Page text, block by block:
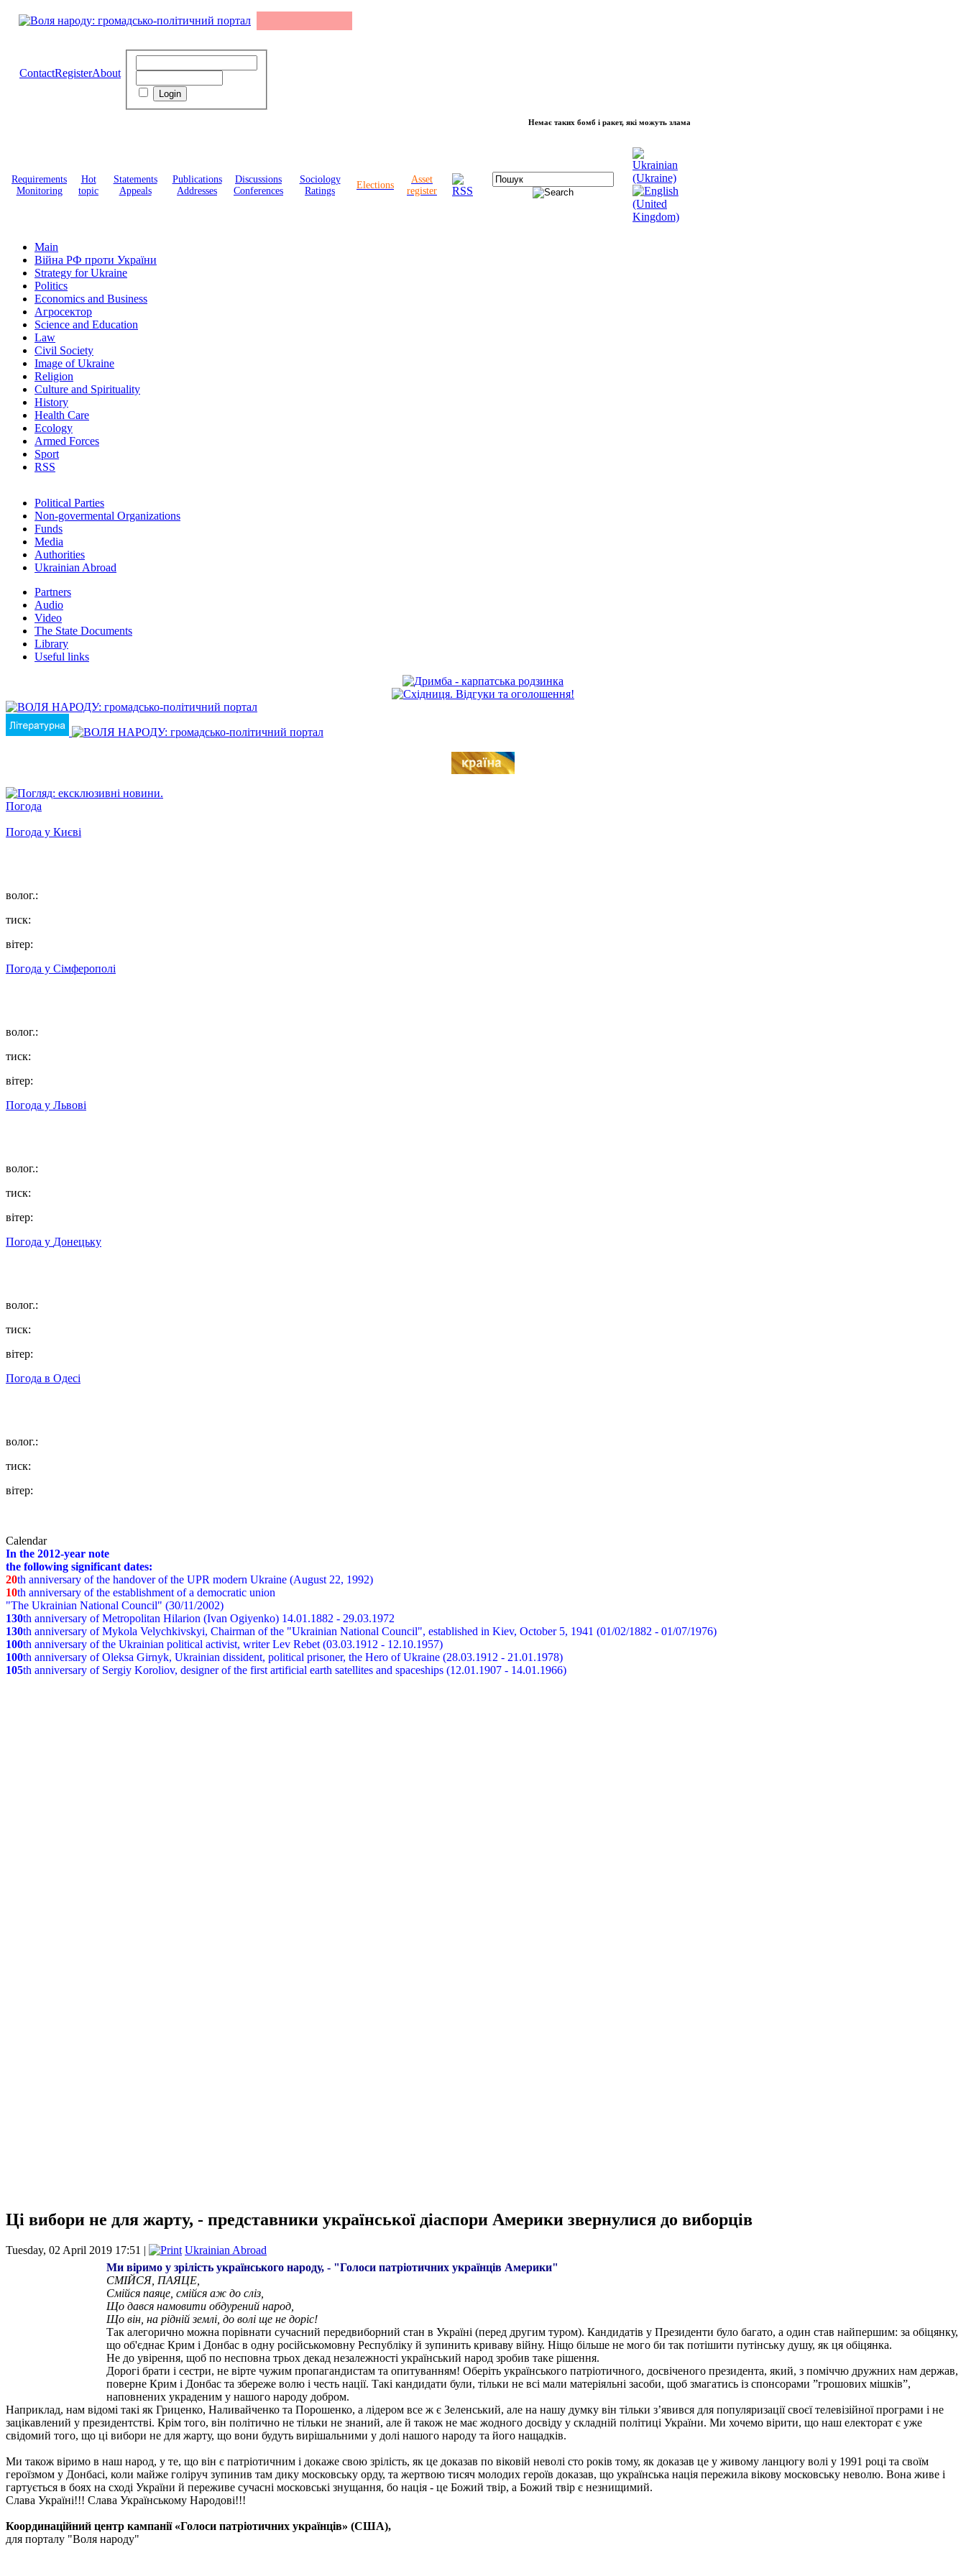
ContactRegisterAbout
Немає таких бомб і ракет, які можуть зламати волю народу, - Президент України Володимир Зеленський
Requirements
Monitoring
Hot
topic
Statements
Appeals
Publications
Addresses
Discussions
Conferences
Sociology
Ratings
Elections
Asset
register
Main
Війна РФ проти України
Strategy for Ukraine
Politics
Economics and Business
Агросектор
Science and Education
Law
Civil Society
Image of Ukraine
Religion
Culture and Spirituality
History
Health Care
Ecology
Armed Forces
Sport
RSS
Political Parties
Non-govermental Organizations
Funds
Мedia
Authorities
Ukrainian Abroad
Partners
Audio
Video
The State Documents
Library
Useful links
Погода
Погода у Києві
волог.:
тиск:
вітер:
Погода у Сімферополі
волог.:
тиск:
вітер:
Погода у Львові
волог.:
тиск:
вітер:
Погода у Донецьку
волог.:
тиск:
вітер:
Погода в Одесі
волог.:
тиск:
вітер:
Calendar
In the 2012-year note
the following significant dates:
20th anniversary of the handover of the UPR modern Ukraine (August 22, 1992)
10th anniversary of the establishment of a democratic union
"The Ukrainian National Council" (30/11/2002)
130th anniversary of Metropolitan Hilarion (Ivan Ogiyenko) 14.01.1882 - 29.03.1972
130th anniversary of Mykola Velychkivskyi, Chairman of the "Ukrainian National Council", established in Kiev, October 5, 1941 (01/02/1882 - 01/07/1976)
100th anniversary of the Ukrainian political activist, writer Lev Rebet (03.03.1912 - 12.10.1957)
100th anniversary of Oleksa Girnyk, Ukrainian dissident, political prisoner, the Hero of Ukraine (28.03.1912 - 21.01.1978)
105th anniversary of Sergiy Koroliov, designer of the first artificial earth satellites and spaceships (12.01.1907 - 14.01.1966)
Ці вибори не для жарту, - представники української діаспори Америки звернулися до виборців
Tuesday, 02 April 2019 17:51 |
Ukrainian Abroad
Ми віримо у зрілість українського народу, - "Голоси патріотичних українців Америки"
СМІЙСЯ, ПАЯЦЕ,
Смійся паяце, смійся аж до сліз,
Що дався намовити обдурений народ,
Що він, на рідній землі, до волі ще не доріс!
Так алегорично можна порівнати сучасний передвиборний стан в Україні (перед другим туром). Кандидатів у Президенти було багато, а один став найпершим: за обіцянку,
що об'єднає Крим і Донбас в одну російськомовну Республіку й зупинить криваву війну. Ніщо більше не мого би так потішити путінську душу, як ця обіцянка.
Не до увірення, щоб по несповна трьох декад незалежності український народ зробив таке рішення.
Дорогі брати і сестри, не вірте чужим пропагандистам та опитуванням! Оберіть українського патріотичного, досвіченого президента, який, з поміччю дружних нам держав,
поверне Крим і Донбас та збереже волю і честь нації. Такі кандидати були, тільки не всі мали матеріяльні засоби, щоб змагатись із спонсорами ”грошових мішків”,
наповнених украденим у нашого народу добром.
Наприклад, нам відомі такі як Гриценко, Наливайченко та Порошенко, а лідером все ж є Зеленський, але на нашу думку він тільки з’явився для популяризації своєї телевізійної програми і не
зацікавлений у президентстві. Крім того, він політично не тільки не знаний, але й також не має жодного досвіду у складній політиці України. Ми хочемо вірити, що наш електорат є уже
свідомий того, що ці вибори не для жарту, що вони будуть вирішальними у долі нашого народу та його нащадків.
Ми також віримо в наш народ, у те, що він є патріотичним і докаже свою зрілість, як це доказав по віковій неволі сто років тому, як доказав це у живому ланцюгу волі у 1991 році та своїм
героїзмом у Донбасі, коли майже голіруч зупинив там дику московську орду, та жертвою тисяч молодих героїв доказав, що українська нація пережила вікову московську неволю. Вона живе і
гартується в боях на сході України й переживе сучасні московські знущання, бо нація - це Божий твір, а Божий твір є незнищимий.
Слава Україні!!! Слава Українському Народові!!!
Координаційний центр кампанії «Голоси патріотичних українців» (США),
для порталу "Воля народу"